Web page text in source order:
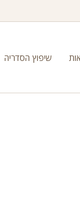
שיפוץ הסדריה